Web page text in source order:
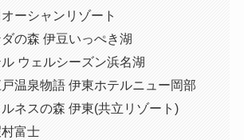
ーシャンリゾート
の森 伊豆いっぺき湖
ウェルシーズン浜名湖
温泉物語 伊東ホテルニュー岡部
ネスの森 伊東(共立リゾート)
富士